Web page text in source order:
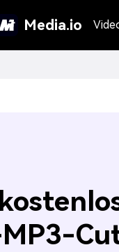
Media.io